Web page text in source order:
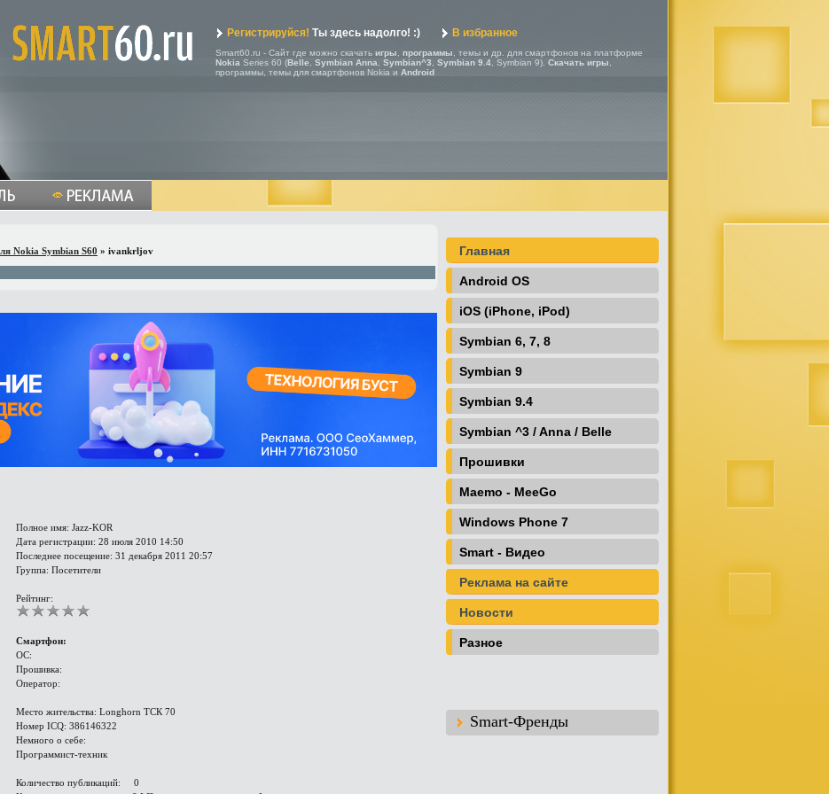
Регистрируйся! Ты здесь надолго! :) В избранное
Smart60.ru - Сайт где можно скачать игры программы , темы и др. для смартфонов на платформе
Nokia Series 60 (Belle Symbian Anna Symbian^3 Symbian 9.4 , Symbian 9). Скачать игры
программы, темы для смартфонов Nokia и Android
Nokia Symbian S60 » ivankrljov
Полное имя: Jazz-KOR
Дата регистрации: 28 июля 2010 14:50
Последнее посещение: 31 декабря 2011 20:57
Группа: Посетители
Рейтинг:
Смартфон:
ОС:
Прошивка:
Оператор:
Место жительства: Longhorn ТСК 70
Номер ICQ: 386146322
Немного о себе:
Программист-техник
Количество публикаций: 0
Главная
Android OS
iOS (iPhone, iPod)
Symbian 6, 7, 8
Symbian 9
Symbian 9.4
Symbian ^3 / Anna / Belle
Прошивки
Maemo - MeeGo
Windows Phone 7
Smart - Видео
Реклама на сайте
Новости
Разное
Smart-Френды